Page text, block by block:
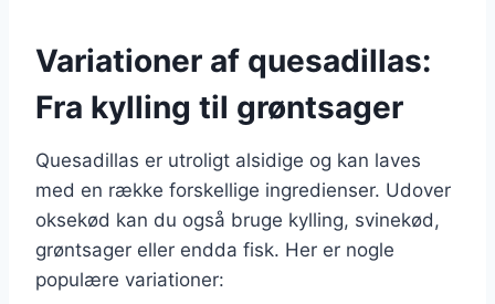
Variationer af quesadillas:
Fra kylling til grøntsager
Quesadillas er utroligt alsidige og kan laves
med en række forskellige ingredienser. Udover
oksekød kan du også bruge kylling, svinekød,
grøntsager eller endda fisk. Her er nogle
populære variationer: